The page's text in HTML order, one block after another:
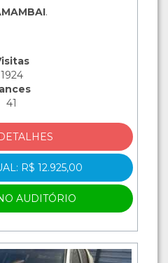
.
1924
41
R$ 12.925,00
AUDITÓRIO